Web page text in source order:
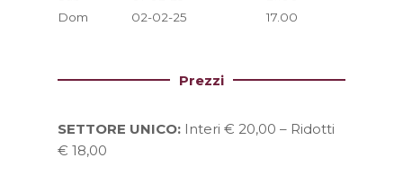
Dom
02-02-25 17.00
Prezzi
SETTORE UNICO: Interi € 20,00 – Ridotti
€ 18,00